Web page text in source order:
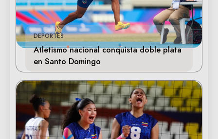
DEPORTES
Atletismo nacional conquista doble plata
en Santo Domingo